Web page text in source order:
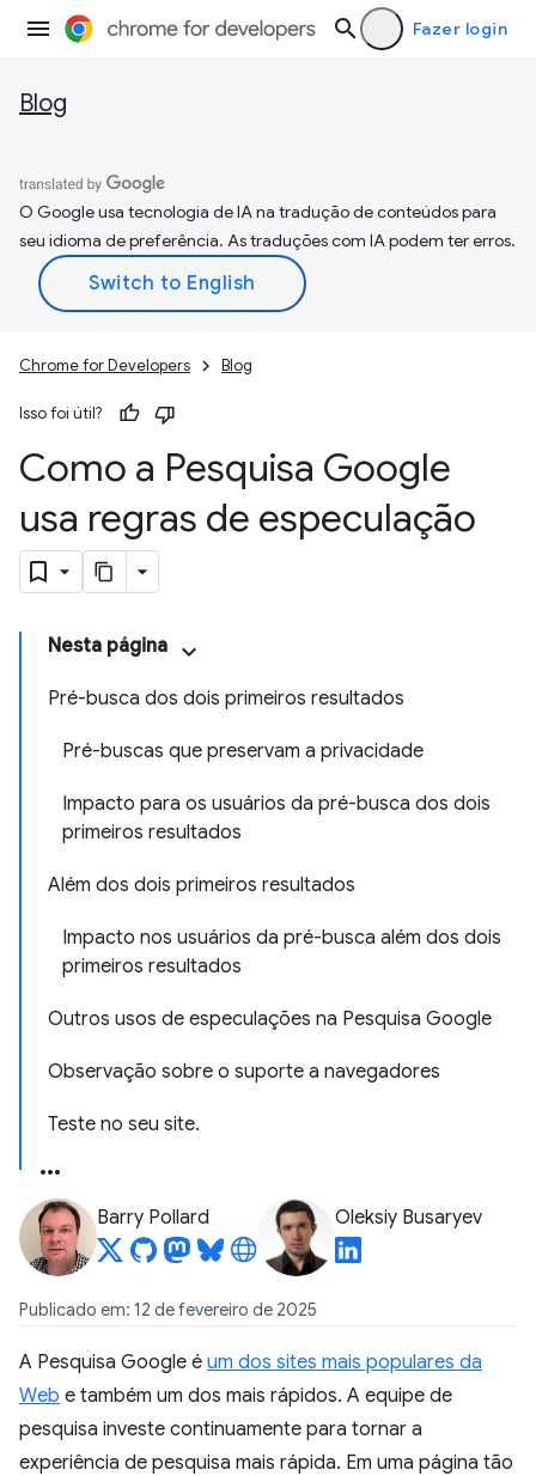
Fazer login
Blog
O Google usa tecnologia de IA na tradução de conteúdos para
seu idioma de preferência. As traduções com IA podem ter erros.
Chrome for Developers Blog
Isso foi útil?
Como a Pesquisa Google
usa regras de especulação
Nesta página
Pré-busca dos dois primeiros resultados
Pré-buscas que preservam a privacidade
Impacto para os usuários da pré-busca dos dois
primeiros resultados
Além dos dois primeiros resultados
Impacto nos usuários da pré-busca além dos dois
primeiros resultados
Outros usos de especulações na Pesquisa Google
Observação sobre o suporte a navegadores
Teste no seu site.
Barry Pollard Oleksiy Busaryev
Publicado em: 12 de fevereiro de 2025
A Pesquisa Google é um dos sites mais populares da
Web e também um dos mais rápidos. A equipe de
pesquisa investe continuamente para tornar a
experiência de pesquisa mais rápida. Em uma página tão